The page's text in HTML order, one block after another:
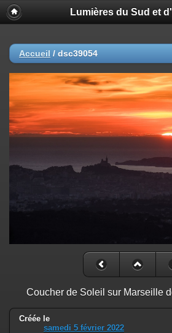
Lumières du Sud et
Accueil / dsc39054
Coucher de Soleil sur Marseille
Créée le
samedi 5 février 2022